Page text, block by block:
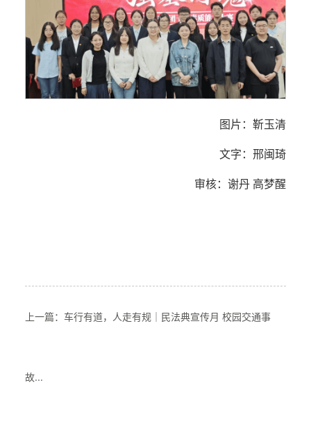
图片：靳玉清
文字：邢闽琦
审核：谢丹 高梦醒
上一篇：车行有道，人走有规｜民法典宣传月 校园交通事
故...